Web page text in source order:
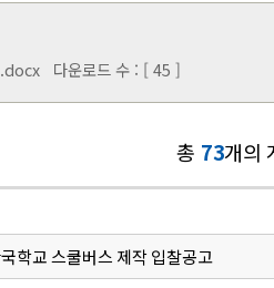
다운로드 수 : [ 45 ]
총 73개의
학교 스쿨버스 제작 입찰공고